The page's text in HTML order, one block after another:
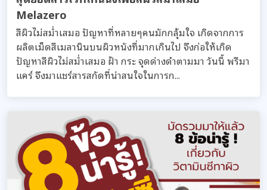
Melazero
สีผิวไม่สม่ำเสมอ ปัญหาที่หลายๆคนมักกลุ้มใจ เกิดจากการ
ผลิตเม็ดสีเมลานินบนผิวหนังที่มากเกินไป จึงก่อให้เกิด
ปัญหาสีผิวไม่สม่ำเสมอ ฝ้า กระ จุดด่างดำตามมา วันนี้ พรีมา
แคร์ จึงมาแชร์สารสกัดที่น่าสนใจในการก...